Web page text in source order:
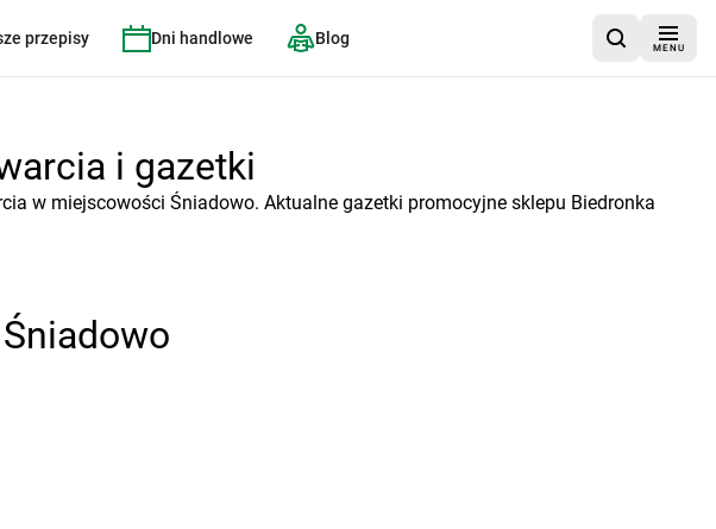
przepisy Dni handlowe Blog
MENU
i gazetki
w miejscowości Śniadowo. Aktualne gazetki promocyjne sklepu Biedronka